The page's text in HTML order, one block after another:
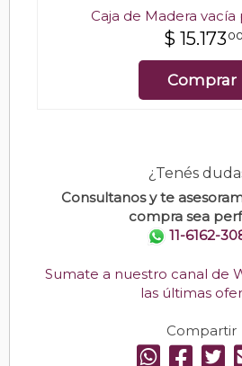
Caja de Madera vacía
$ 15.173 00
Comprar
¿Tenés
Consultanos y te
compra sea
11-6162-
Sumate a nuestro canal de
las últimas
Compartir